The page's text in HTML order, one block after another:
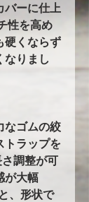
バーに仕上
性を高め
硬くならず
なりまし
なゴムの絞
トラップを
調整が可
が大幅
、形状で